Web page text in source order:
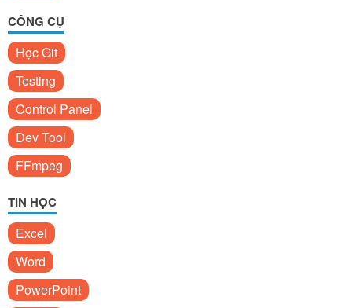
CÔNG CỤ
Học Git
Testing
Control Panel
Dev Tool
FFmpeg
TIN HỌC
Excel
Word
PowerPoint